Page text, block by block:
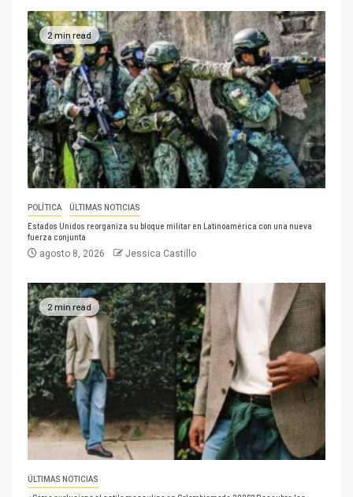
2 min read
POLÍTICA ÚLTIMAS NOTICIAS
Estados Unidos reorganiza su bloque militar en Latinoamérica con una nueva
fuerza conjunta
agosto 8, 2026 Jessica Castillo
2 min read
ÚLTIMAS NOTICIAS